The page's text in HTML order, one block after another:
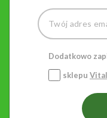
Dodatkowo
sklepu